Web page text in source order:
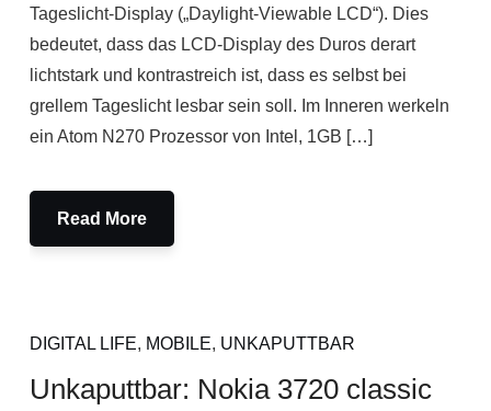
Tageslicht-Display („Daylight-Viewable LCD“). Dies
bedeutet, dass das LCD-Display des Duros derart
lichtstark und kontrastreich ist, dass es selbst bei
grellem Tageslicht lesbar sein soll. Im Inneren werkeln
ein Atom N270 Prozessor von Intel, 1GB […]
Read More
DIGITAL LIFE, MOBILE, UNKAPUTTBAR
Unkaputtbar: Nokia 3720 classic